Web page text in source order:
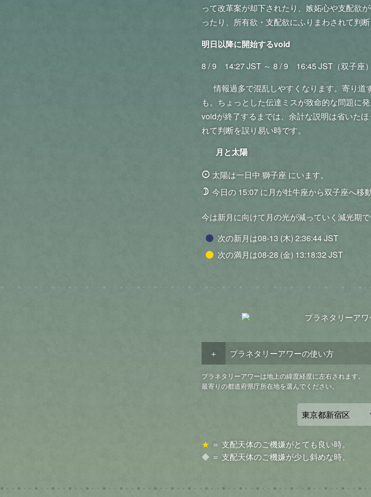
って改革案が却下されたり、嫉妬心や支配欲
ったり、所有欲・支配欲にふりまわされて判断
明日以降に開始するvoid
8 / 9 14:27 JST ～ 8 / 9 16:45 JST（双子座）
情報過多で混乱しやすくなります。寄り道
も。ちょっとした伝達ミスが致命的な問題に
voidが終了するまでは、余計な説明は省いた
れて判断を誤り易い時です。
月と太陽
Q 太陽は一日中 獅子座 にいます。
W 今日の 15:07 に月が牡牛座から双子座へ移動
今は新月に向けて月の光が減っていく減光期で
次の新月は08-13 (木) 2:36:44 JST
次の満月は08-28 (金) 13:18:32 JST
プラネタリーアワーの使い方
プラネタリーアワーは地上の緯度経度に左右されます。
最寄りの都道府県庁所在地を選んでください。
★ ＝ 支配天体のご機嫌がとても良い時。
◆ ＝ 支配天体のご機嫌が少し斜めな時。